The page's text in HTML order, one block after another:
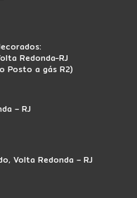
Redonda-RJ
Posto a gás R2)
– RJ
Volta Redonda – RJ